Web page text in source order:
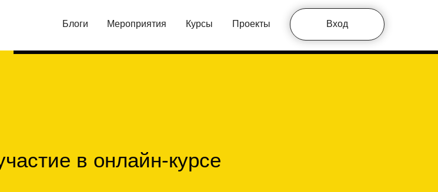
Курсы
Мероприятия Проекты
Блоги Вход
в онлайн-курсе